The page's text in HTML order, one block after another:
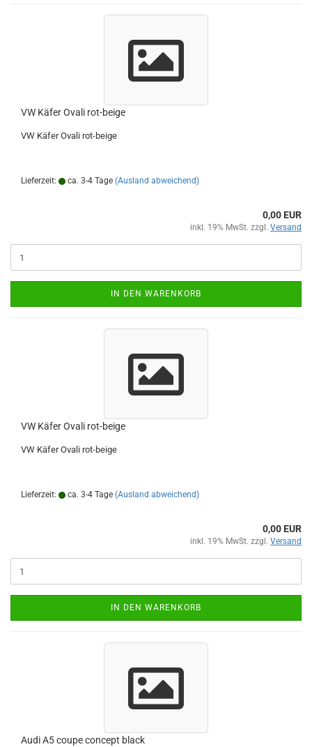
VW Käfer Ovali rot-beige
VW Käfer Ovali rot-beige
Lieferzeit: ca. 3-4 Tage (Ausland abweichend)
0,00 EUR
inkl. 19% MwSt. zzgl. Versand
IN DEN WARENKORB
VW Käfer Ovali rot-beige
VW Käfer Ovali rot-beige
Lieferzeit: ca. 3-4 Tage (Ausland abweichend)
0,00 EUR
inkl. 19% MwSt. zzgl. Versand
IN DEN WARENKORB
Audi A5 coupe concept black